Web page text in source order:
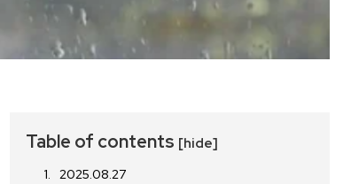
Table of contents [hide]
2025.08.27